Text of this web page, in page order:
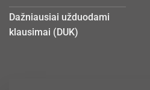
Dažniausiai užduodami
klausimai (DUK)